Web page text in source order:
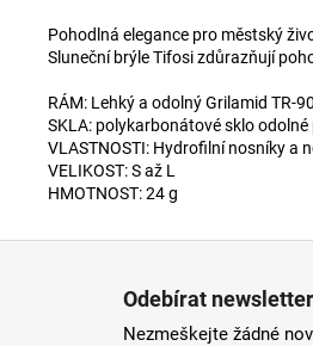
Pohodlná elegance pro městský
Sluneční brýle Tifosi zdůrazňují
RÁM: Lehký a odolný Grilamid TR-90
SKLA: polykarbonátové sklo
VLASTNOSTI: Hydrofilní nosníky a
VELIKOST: S až L
HMOTNOST: 24 g
Odebírat newsletter
Nezmeškejte žádné